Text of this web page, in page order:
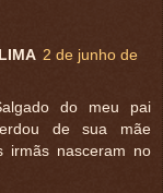
2 de junho de
do meu pai
de sua mãe
irmãs nasceram no